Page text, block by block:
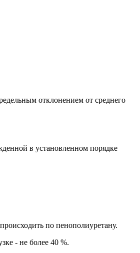
отклонением от среднего
в установленном порядке
по пенополиуретану.
- не более 40 %.